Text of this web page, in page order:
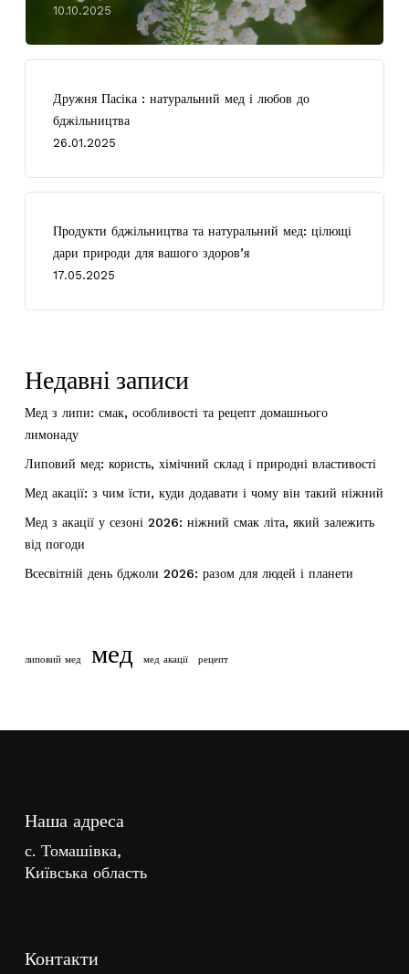
10.10.2025
Дружня Пасіка : натуральний мед і любов до
бджільництва
26.01.2025
Продукти бджільництва та натуральний мед: цілющі
дари природи для вашого здоров’я
17.05.2025
Недавні записи
Мед з липи: смак, особливості та рецепт домашнього
лимонаду
Липовий мед: користь, хімічний склад і природні властивості
Мед акації: з чим їсти, куди додавати і чому він такий ніжний
Мед з акації у сезоні 2026: ніжний смак літа, який залежить
від погоди
Всесвітній день бджоли 2026: разом для людей і планети
липовий мед мед мед акації рецепт
Наша адреса
с. Томашівка,
Київська область
Контакти